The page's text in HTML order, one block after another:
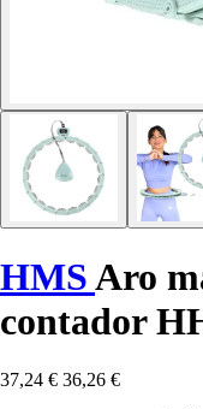
HMSAro
contador
37,24 € 36,26 €